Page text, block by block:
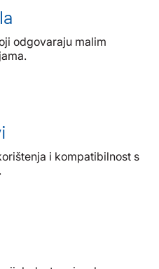
odgovaraju malim
i kompatibilnost s